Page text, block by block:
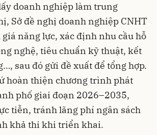
doanh nghiệp làm trung
Sở đề nghị doanh nghiệp CNHT
năng lực, xác định nhu cầu hỗ
nghệ, tiêu chuẩn kỹ thuật, kết
sau đó gửi đề xuất để tổng hợp.
hoàn thiện chương trình phát
phố giai đoạn 2026–2035,
tiễn, tránh lãng phí ngân sách
khả thi khi triển khai.